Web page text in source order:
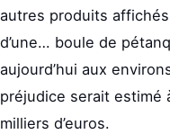
autres produits
d’une… boule de
aujourd’hui aux
préjudice serait estimé
milliers d’euros.